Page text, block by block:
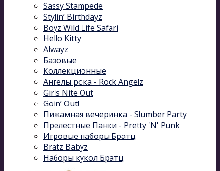
Sassy Stampede
Stylin’ Birthdayz
Boyz Wild Life Safari
Hello Kitty
Alwayz
Базовые
Коллекционные
Ангелы рока - Rock Angelz
Girls Nite Out
Goin’ Out!
Пижамная вечеринка - Slumber Party
Прелестные Панки - Pretty 'N' Punk
Игровые наборы Братц
Bratz Babyz
Наборы кукол Братц